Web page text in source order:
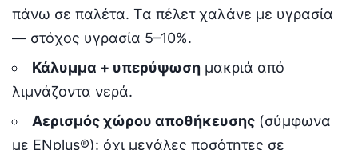
πάνω σε παλέτα. Τα πέλετ χαλάνε με υγρασία
— στόχος υγρασία 5–10%.
Κάλυμμα + υπερύψωση μακριά από
λιμνάζοντα νερά.
Αερισμός χώρου αποθήκευσης (σύμφωνα
με ENplus®): όχι μεγάλες ποσότητες σε